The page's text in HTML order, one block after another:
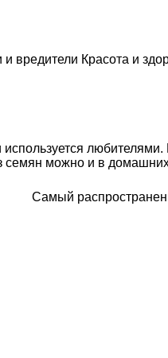
и вредители Красота и
семян можно и в
Самый